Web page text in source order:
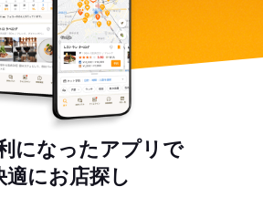
になったアプリで
適にお店探し